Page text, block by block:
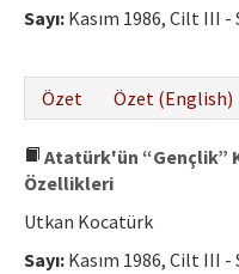
Sayı: Kasım 1986, Cilt III -
Özet
Özet (English)
Atatürk'ün “Gençlik”
Özellikleri
Utkan Kocatürk
Sayı: Kasım 1986, Cilt III -